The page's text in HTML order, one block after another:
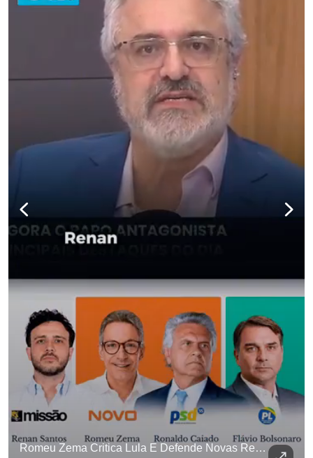
Romeu Zema Critica Lula E Defende Novas Regras Para O STF. #OAntagonista